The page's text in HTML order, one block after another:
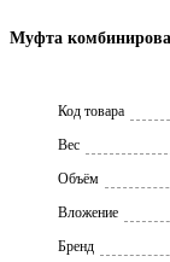
Муфта
Код товара
Вес
Объём
Вложение
Брeнд